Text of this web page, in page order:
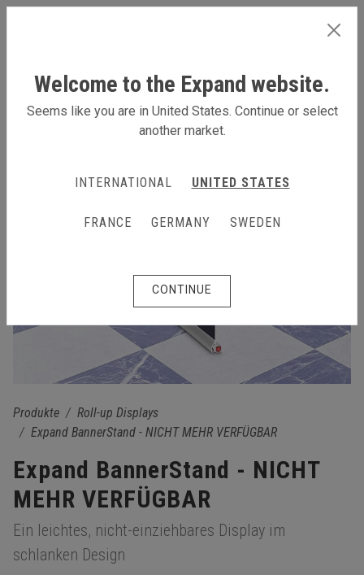
Produkte
Roll-up Displays
Expand BannerStand - NICHT MEHR VERFÜGBAR
Expand BannerStand - NICHT
MEHR VERFÜGBAR
Ein leichtes, nicht-einziehbares Display im
schlanken Design
Welcome to the Expand website.
Seems like you are in United States. Continue or select
another market.
INTERNATIONAL UNITED STATES
FRANCE GERMANY SWEDEN
CONTINUE